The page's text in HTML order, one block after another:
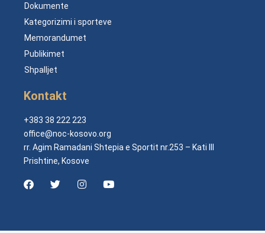
Dokumente
Kategorizimi i sporteve
Memorandumet
Publikimet
Shpalljet
Kontakt
+383 38 222 223
office@noc-kosovo.org
rr. Agim Ramadani Shtepia e Sportit nr.253 – Kati III
Prishtine, Kosove